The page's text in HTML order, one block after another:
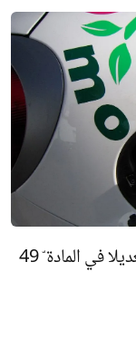
تضمن مشروع قانون المالية لسنة 2026 تعديلا في المادة ّ 49